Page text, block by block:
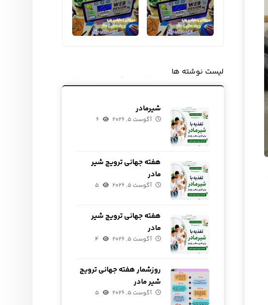
لیست نوشته ها
شیرمادر
آگوست ۵, ۲۰۲۶ ۶
هفته جهانی ترویج شیر
مادر
آگوست ۵, ۲۰۲۶ ۵
هفته جهانی ترویج شیر
مادر
آگوست ۵, ۲۰۲۶ ۴
روزشمار هفته جهانی ترویج
شیر مادر
آگوست ۵, ۲۰۲۶ ۵